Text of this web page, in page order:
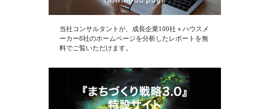
当社コンサルタントが、成長企業100社＋ハウスメ
ーカー8社のホームページを分析したレポートを無
料でご覧いただけます。